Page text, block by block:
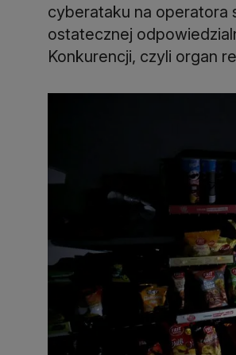
cyberataku na operatora
ostatecznej
Konkurencji, czyli organ